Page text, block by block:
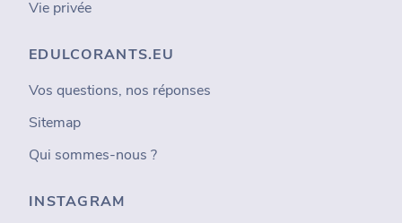
Vie privée
EDULCORANTS.EU
Vos questions, nos réponses
Sitemap
Qui sommes-nous ?
INSTAGRAM